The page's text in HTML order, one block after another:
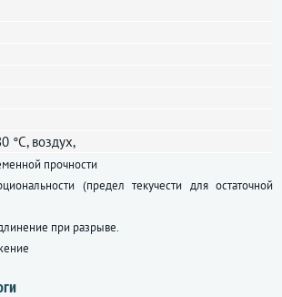
°C, воздух,
прочности
(предел текучести для остаточной
при разрыве.